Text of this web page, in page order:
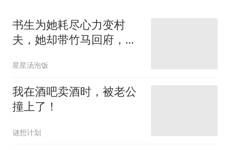
书生为她耗尽心力变村
夫，她却带竹马回府，得
星星汤泡饭
我在酒吧卖酒时，被老公
撞上了！
谜想计划